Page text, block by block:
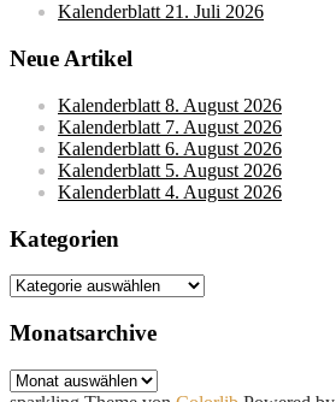
Kalenderblatt 21. Juli 2026
Neue Artikel
Kalenderblatt 8. August 2026
Kalenderblatt 7. August 2026
Kalenderblatt 6. August 2026
Kalenderblatt 5. August 2026
Kalenderblatt 4. August 2026
Kategorien
Kategorien
Monatsarchive
Monatsarchive